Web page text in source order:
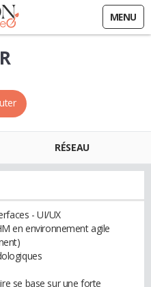
MENU
RÉSEAU
- UI/UX
en environnement agile
se base sur une forte